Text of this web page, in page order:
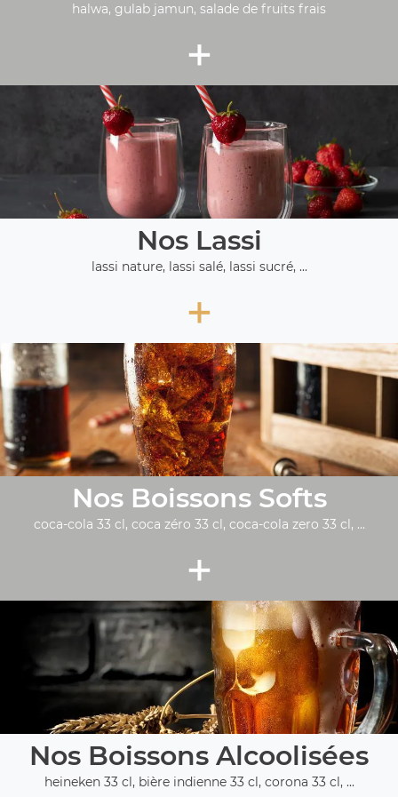
halwa, gulab jamun, salade de fruits frais
+
Nos Lassi
lassi nature, lassi salé, lassi sucré, ...
+
Nos Boissons Softs
coca-cola 33 cl, coca zéro 33 cl, coca-cola zero 33 cl, ...
+
Nos Boissons Alcoolisées
heineken 33 cl, bière indienne 33 cl, corona 33 cl, ...